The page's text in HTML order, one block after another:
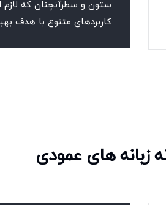
ستون و سطرآنچنان که لازم
کاربردهای متنوع با هدف
زبانه های عمودی